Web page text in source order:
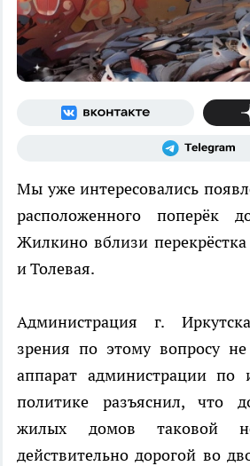
Мы уже интересовались
расположенного поперёк
Жилкино вблизи
и Толевая.
Администрация г.
зрения по этому вопросу
аппарат администрации по
политике разъяснил, что
жилых домов таковой
действительно дорогой во